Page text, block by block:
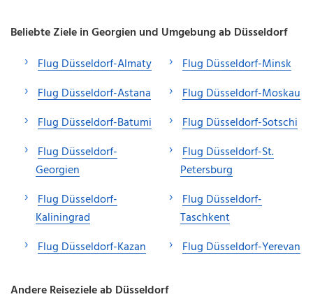
Beliebte Ziele in Georgien und Umgebung ab Düsseldorf
Flug Düsseldorf-Almaty
Flug Düsseldorf-Astana
Flug Düsseldorf-Batumi
Flug Düsseldorf-
Georgien
Flug Düsseldorf-
Kaliningrad
Flug Düsseldorf-Kazan
Flug Düsseldorf-Minsk
Flug Düsseldorf-Moskau
Flug Düsseldorf-Sotschi
Flug Düsseldorf-St.
Petersburg
Flug Düsseldorf-
Taschkent
Flug Düsseldorf-Yerevan
Andere Reiseziele ab Düsseldorf